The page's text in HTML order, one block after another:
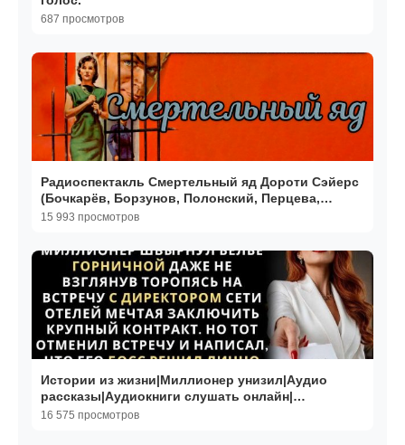
687 просмотров
Радиоспектакль Смертельный яд Дороти Сэйерс
(Бочкарёв, Борзунов, Полонский, Перцева,
Кузнецова)
15 993 просмотров
Истории из жизни|Миллионер унизил|Аудио
рассказы|Аудиокниги слушать онлайн|
Жизненные истории
16 575 просмотров